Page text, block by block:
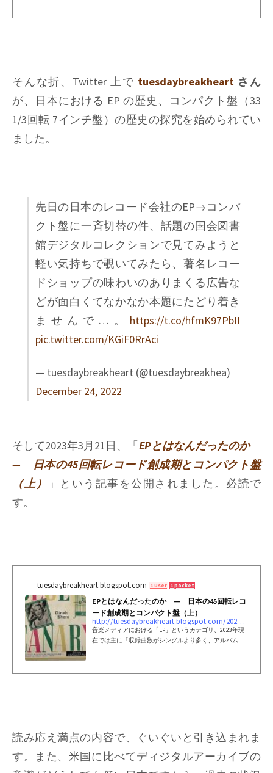
そんな折、Twitter 上で tuesdaybreakheart さん
が、日本における EP の歴史、コンパクト盤（33
1/3回転 7インチ盤）の歴史の探究を始められてい
ました。
先日の日本のレコード会社のEP→コンパ
クト盤に一斉切替の件、話題の国会図書
館デジタルコレクションで見てみようと
軽い気持ちで覗いてみたら、著名レコー
ドショップの味わいのありまくる広告な
どが面白くてなかなか本題にたどり着き
ませんで…。 https://t.co/hfmK97PbII
pic.twitter.com/KGiF0RrAci
— tuesdaybreakheart (@tuesdaybreakhea)
December 24, 2022
そして2023年3月21日、「EPとはなんだったのか
— 日本の45回転レコード創成期とコンパクト盤
（上）
」という記事を公開されました。必読で
す。
tuesdaybreakheart.blogspot.com 1 user 1 pocket
EPとはなんだったのか — 日本の45回転レコ
ード創成期とコンパクト盤（上）
http://tuesdaybreakheart.blogspot.com/2023/03/ep45.html
音楽メディアにおける「EP」というカテゴリ、2023年現
在では主に「収録曲数がシングルより多く、アルバムよ
読み応え満点の内容で、ぐいぐいと引き込まれま
す。また、米国に比べてディジタルアーカイブの